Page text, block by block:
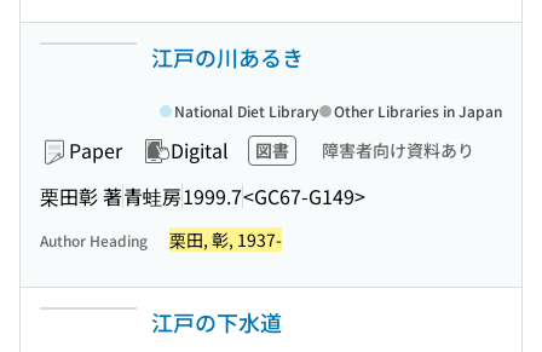
江戸の川あるき
Paper Digital 図書 障害者向け資料あり
栗田彰 著青蛙房1999.7<GC67-G149>
National Diet Library Other Libraries in Japan
Author Heading 栗田, 彰, 1937-
江戸の下水道